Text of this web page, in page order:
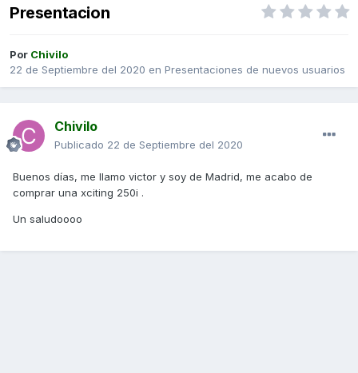
Presentacion
Por Chivilo
22 de Septiembre del 2020 en Presentaciones de nuevos usuarios
Chivilo
Publicado 22 de Septiembre del 2020
Buenos días, me llamo victor y soy de Madrid, me acabo de
comprar una xciting 250i .
Un saludoooo